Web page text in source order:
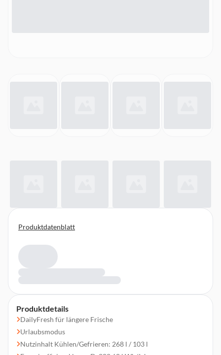
Produktdetails
DailyFresh für längere Frische
Urlaubsmodus
Nutzinhalt Kühlen/Gefrieren: 268 l / 103 l
Produktdatenblatt